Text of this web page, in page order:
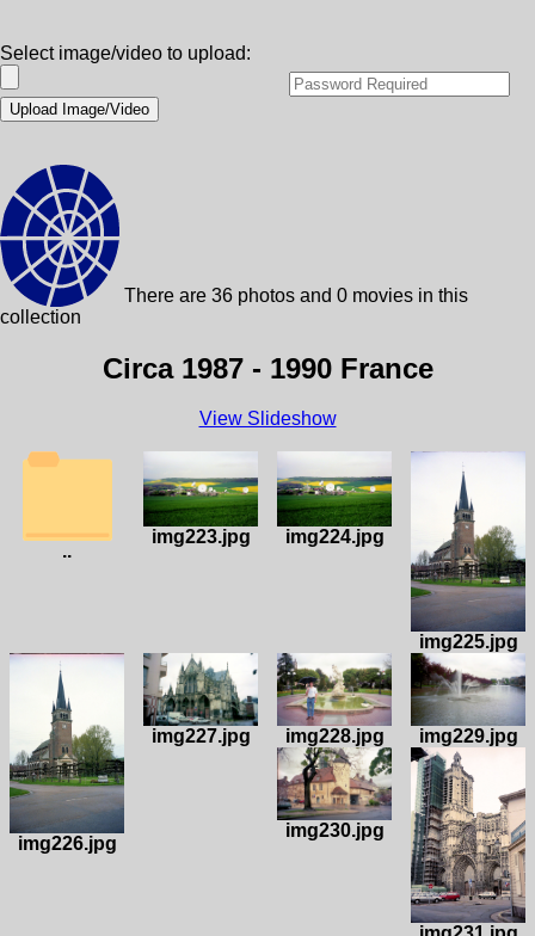
Select image/video to upload:
There are 36 photos and 0 movies in this
collection
Circa 1987 - 1990 France
View Slideshow
..
img223.jpg img224.jpg
img225.jpg
img226.jpg
img227.jpg img228.jpg img229.jpg
img230.jpg